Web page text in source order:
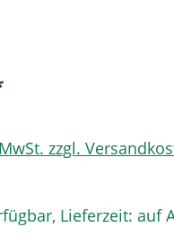
zzgl.
Lieferzeit: auf